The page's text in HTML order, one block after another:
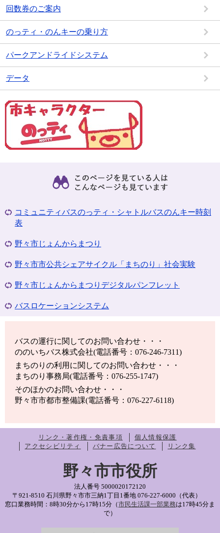
回数券のご案内
のっティ・のんキーの乗り方
パークアンドライドシステム
データ
コミュニティバスのっティ・シャトルバスのんキー時刻
表
野々市じょんからまつり
野々市市公共シェアサイクル「まちのり」社会実験
野々市じょんからまつりデジタルパンフレット
バスロケーションシステム
バスの運行に関してのお問い合わせ・・・
ののいちバス株式会社(電話番号：076-246-7311)
まちのりの利用に関してのお問い合わせ・・・
まちのり事務局(電話番号：076-255-1747)
そのほかのお問い合わせ・・・
野々市市都市整備課(電話番号：076-227-6118)
リンク・著作権・免責事項
個人情報保護
アクセシビリティ
バナー広告について リンク集
野々市市役所
法人番号 5000020172120
〒921-8510 石川県野々市市三納1丁目1番地 076-227-6000（代表）
窓口業務時間：8時30分から17時15分（市民生活課一部業務は17時45分ま
で）